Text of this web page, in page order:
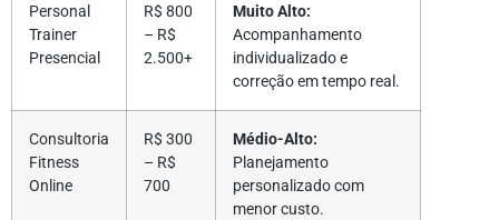
Personal
Trainer
Presencial
R$ 800
– R$
2.500+
Muito Alto:
Acompanhamento
individualizado e
correção em tempo real.
Consultoria
Fitness
Online
R$ 300
– R$
700
Médio-Alto:
Planejamento
personalizado com
menor custo.